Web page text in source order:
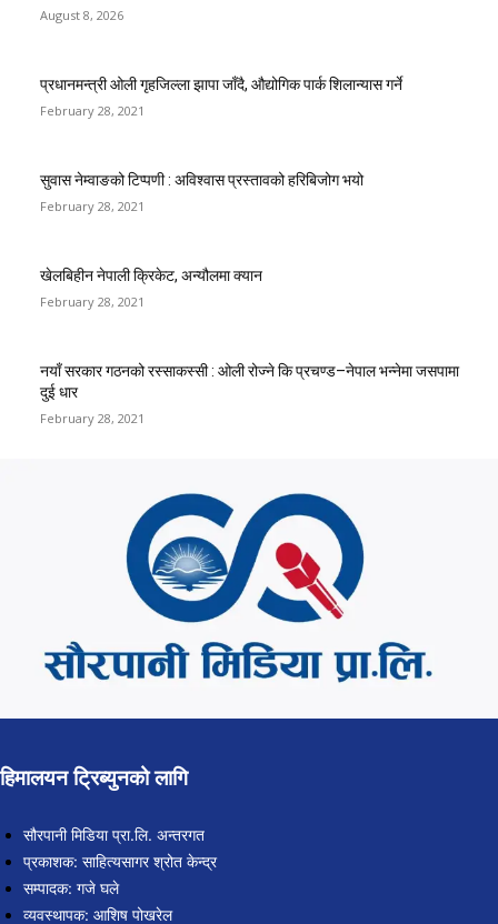
August 8, 2026
प्रधानमन्त्री ओली गृहजिल्ला झापा जाँदै, औद्योगिक पार्क शिलान्यास गर्ने
February 28, 2021
सुवास नेम्वाङको टिप्पणी : अविश्वास प्रस्तावको हरिबिजोग भयो
February 28, 2021
खेलबिहीन नेपाली क्रिकेट, अन्यौलमा क्यान
February 28, 2021
नयाँ सरकार गठनको रस्साकस्सी : ओली रोज्ने कि प्रचण्ड–नेपाल भन्नेमा जसपामा
दुई धार
February 28, 2021
हिमालयन ट्रिब्युनको लागि
सौरपानी मिडिया प्रा.लि. अन्तरगत
प्रकाशक: साहित्यसागर श्रोत केन्द्र
सम्पादक: गजे घले
व्यवस्थापक: आशिष पोखरेल